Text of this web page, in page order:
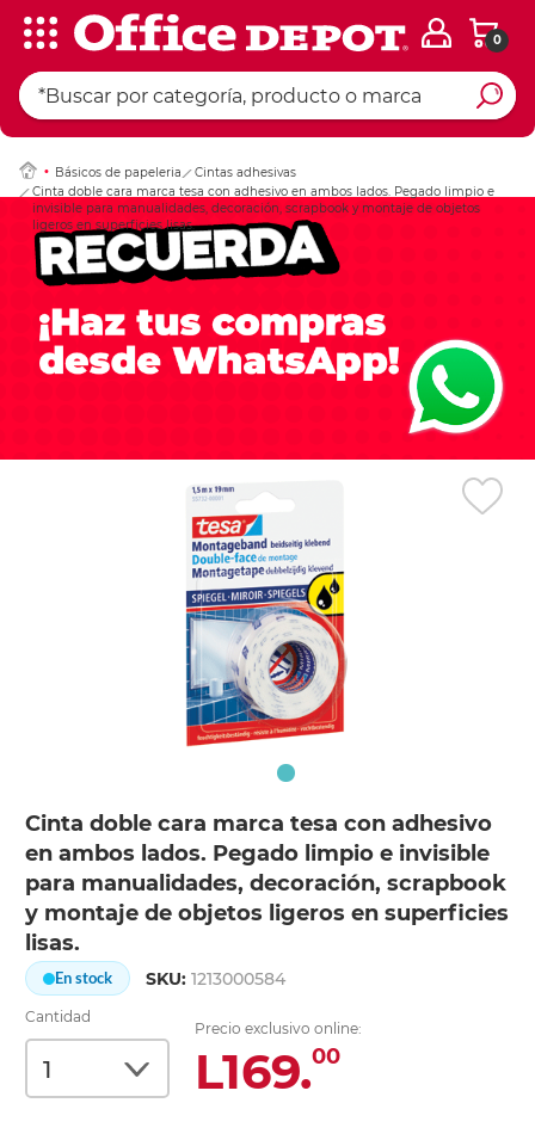
0
Básicos de papeleria
Cintas adhesivas
Cinta doble cara marca tesa con adhesivo en ambos lados. Pegado limpio e
invisible para manualidades, decoración, scrapbook y montaje de objetos
ligeros en superficies lisas.
Cinta doble cara marca tesa con adhesivo
en ambos lados. Pegado limpio e invisible
para manualidades, decoración, scrapbook
y montaje de objetos ligeros en superficies
lisas.
En stock SKU:1213000584
Cantidad
Precio exclusivo online:
L169.00
Ingresar Codigo